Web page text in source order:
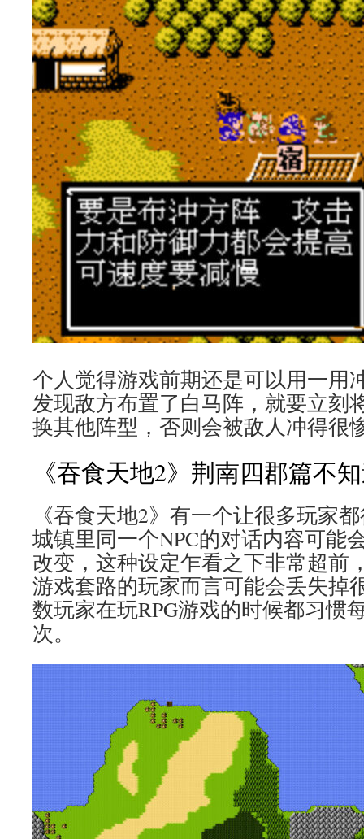
个人觉得游戏前期还是可以用一用
发现敌方布置了白马阵，就要立刻
换其他阵型，否则会被敌人冲得很
《吞食天地2》荆南四郡篇不
《吞食天地2》有一个让很多玩家
城镇里同一个NPC的对话内容可能
改变，这种设定乍看之下非常超前
游戏套路的玩家而言可能会丢失掉
数玩家在玩RPG游戏的时候都习惯
次。